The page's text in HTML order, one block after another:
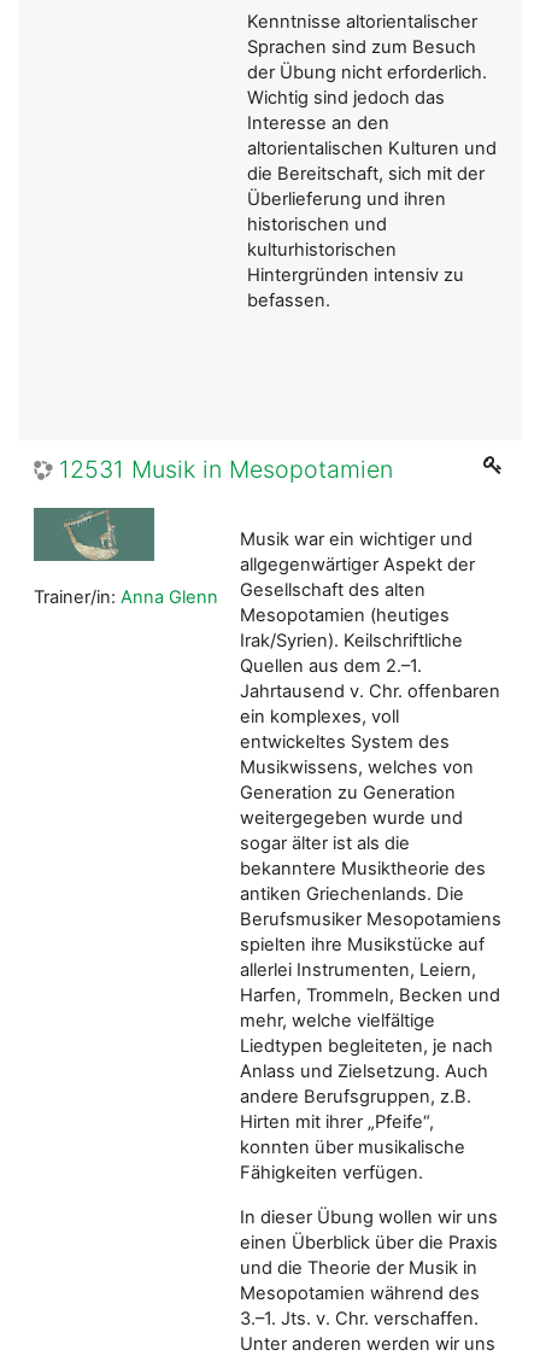
Kenntnisse altorientalischer
Sprachen sind zum Besuch
der Übung nicht erforderlich.
Wichtig sind jedoch das
Interesse an den
altorientalischen Kulturen und
die Bereitschaft, sich mit der
Überlieferung und ihren
historischen und
kulturhistorischen
Hintergründen intensiv zu
befassen.
12531 Musik in Mesopotamien
Musik war ein wichtiger und
allgegenwärtiger Aspekt der
Gesellschaft des alten
Mesopotamien (heutiges
Irak/Syrien). Keilschriftliche
Quellen aus dem 2.–1.
Jahrtausend v. Chr. offenbaren
ein komplexes, voll
entwickeltes System des
Musikwissens, welches von
Generation zu Generation
weitergegeben wurde und
sogar älter ist als die
bekanntere Musiktheorie des
antiken Griechenlands. Die
Berufsmusiker Mesopotamiens
spielten ihre Musikstücke auf
allerlei Instrumenten, Leiern,
Harfen, Trommeln, Becken und
mehr, welche vielfältige
Liedtypen begleiteten, je nach
Anlass und Zielsetzung. Auch
andere Berufsgruppen, z.B.
Hirten mit ihrer „Pfeife“,
konnten über musikalische
Fähigkeiten verfügen.
In dieser Übung wollen wir uns
einen Überblick über die Praxis
und die Theorie der Musik in
Mesopotamien während des
3.–1. Jts. v. Chr. verschaffen.
Unter anderen werden wir uns
Trainer/in: Anna Glenn